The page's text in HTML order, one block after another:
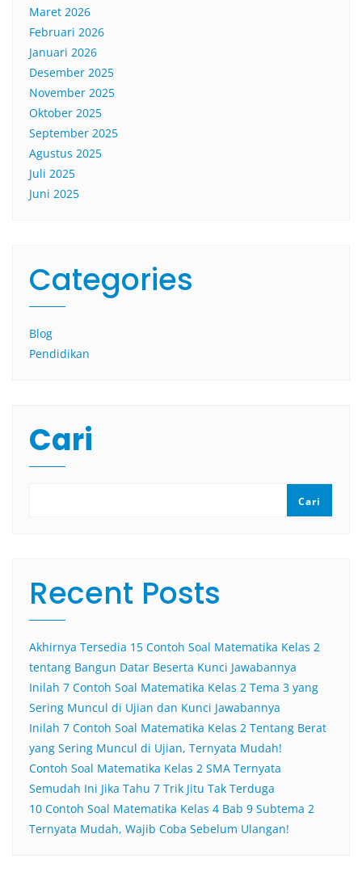
Maret 2026
Februari 2026
Januari 2026
Desember 2025
November 2025
Oktober 2025
September 2025
Agustus 2025
Juli 2025
Juni 2025
Categories
Blog
Pendidikan
Cari
Cari
Recent Posts
Akhirnya Tersedia 15 Contoh Soal Matematika Kelas 2
tentang Bangun Datar Beserta Kunci Jawabannya
Inilah 7 Contoh Soal Matematika Kelas 2 Tema 3 yang
Sering Muncul di Ujian dan Kunci Jawabannya
Inilah 7 Contoh Soal Matematika Kelas 2 Tentang Berat
yang Sering Muncul di Ujian, Ternyata Mudah!
Contoh Soal Matematika Kelas 2 SMA Ternyata
Semudah Ini Jika Tahu 7 Trik Jitu Tak Terduga
10 Contoh Soal Matematika Kelas 4 Bab 9 Subtema 2
Ternyata Mudah, Wajib Coba Sebelum Ulangan!